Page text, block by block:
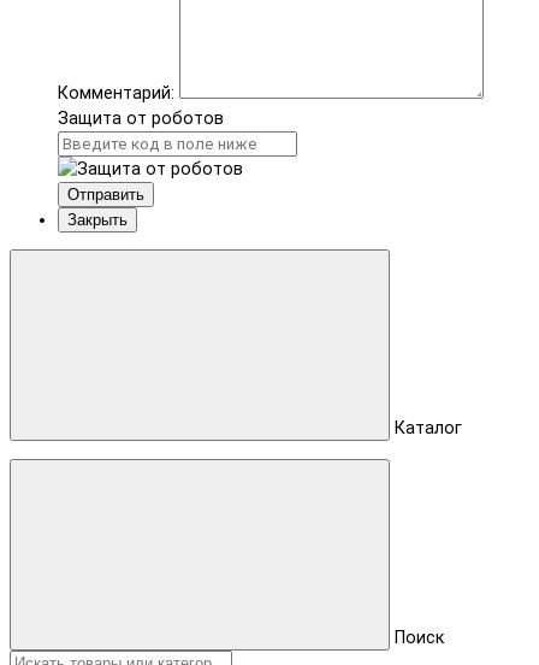
Комментарий:
Защита от роботов
Отправить
Закрыть
Каталог
Поиск